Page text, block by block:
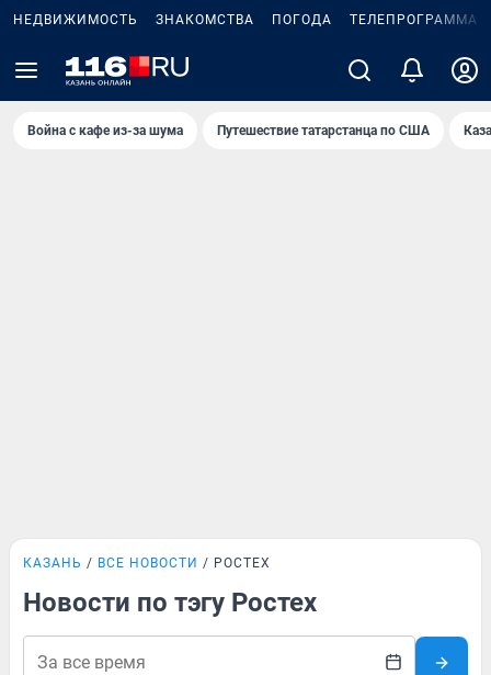
НЕДВИЖИМОСТЬ ЗНАКОМСТВА ПОГОДА ТЕЛЕПРОГРАММА
Война с кафе из-за шума Путешествие татарстанца по США
КАЗАНЬ ВСЕ НОВОСТИ РОСТЕХ
Новости по тэгу Ростех